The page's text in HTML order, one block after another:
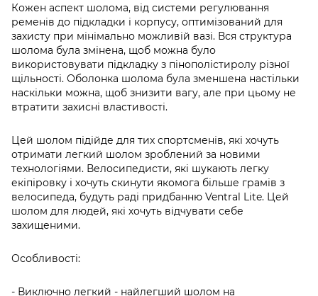
Кожен аспект шолома, від системи регулювання
ременів до підкладки і корпусу, оптимізований для
захисту при мінімально можливій вазі. Вся структура
шолома була змінена, щоб можна було
використовувати підкладку з пінополістиролу різної
щільності. Оболонка шолома була зменшена настільки
наскільки можна, щоб знизити вагу, але при цьому не
втратити захисні властивості.
Цей шолом підійде для тих спортсменів, які хочуть
отримати легкий шолом зроблений за новими
технологіями. Велосипедисти, які шукають легку
екіпіровку і хочуть скинути якомога більше грамів з
велосипеда, будуть раді придбанню Ventral Lite. Цей
шолом для людей, які хочуть відчувати себе
захищеними.
Особливості:
- Виключно легкий - найлегший шолом на